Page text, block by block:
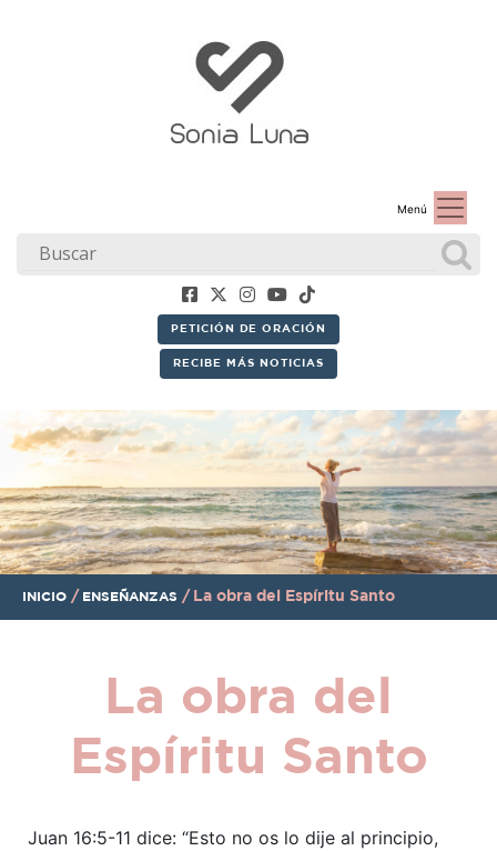
Menú
PETICIÓN DE ORACIÓN
RECIBE MÁS NOTICIAS
INICIO / ENSEÑANZAS / La obra del Espíritu Santo
La obra del
Espíritu Santo
Juan 16:5-11 dice: “Esto no os lo dije al principio,